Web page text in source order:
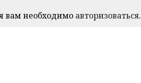
вам необходимо авторизоваться.